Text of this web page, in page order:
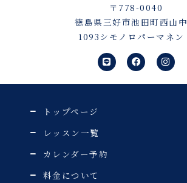
〒778-0040
徳島県三好市池田町西山
1093シモノロパーマネン
L
i
n
e
F
a
c
e
I
n
s
t
トップページ
レッスン一覧
カレンダー予約
料金について